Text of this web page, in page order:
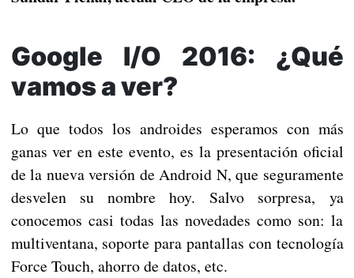
Google I/O 2016: ¿Qué
vamos a ver?
Lo que todos los androides esperamos con más
ganas ver en este evento, es la presentación oficial
de la nueva versión de Android N, que seguramente
desvelen su nombre hoy. Salvo sorpresa, ya
conocemos casi todas las novedades como son: la
multiventana, soporte para pantallas con tecnología
Force Touch, ahorro de datos, etc.